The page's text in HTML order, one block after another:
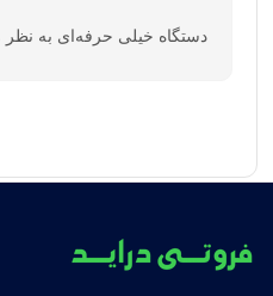
دستگاه خیلی حرفه‌ای به